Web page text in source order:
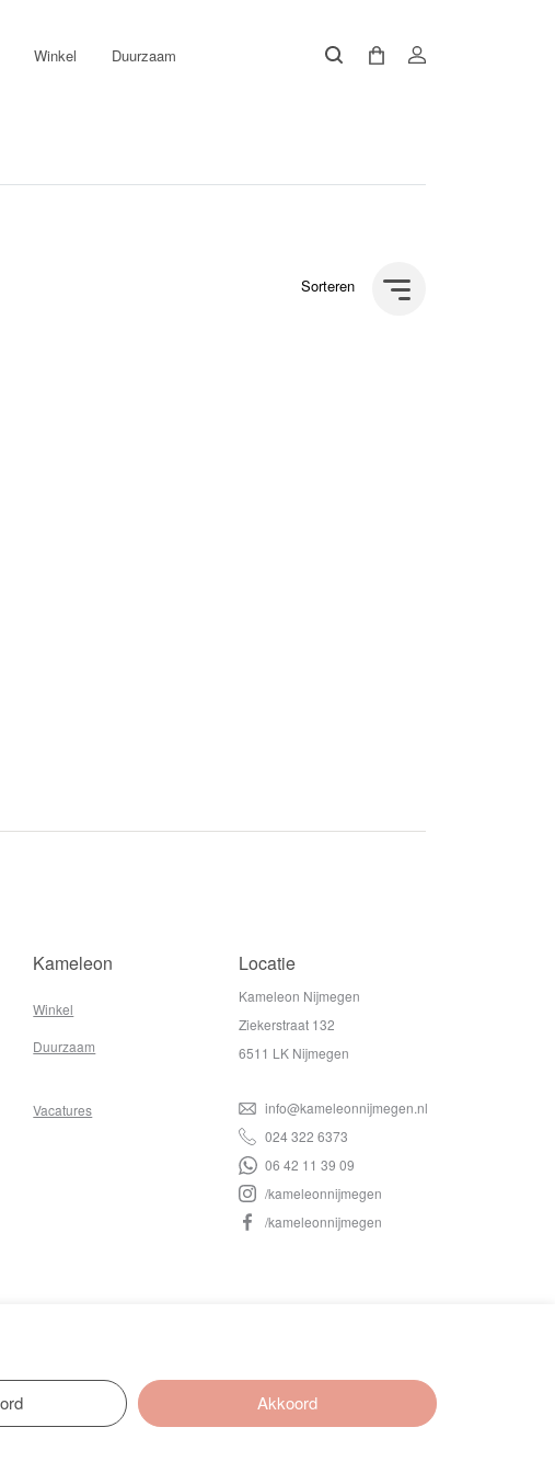
Winkel Duurzaam
Sorteren
Kameleon
Winkel
Duurzaam
Vacatures
Locatie
Kameleon Nijmegen
Ziekerstraat 132
6511 LK Nijmegen
info@kameleonnijmegen.nl
024 322 6373
06 42 11 39 09
/kameleonnijmegen
/kameleonnijmegen